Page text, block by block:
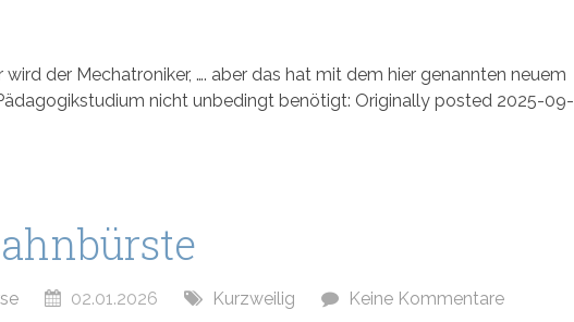
der Mechatroniker, …. aber das hat mit dem hier genannten neuem
nicht unbedingt benötigt: Originally posted 2025-09-
02.01.2026 Kurzweilig Keine Kommentare